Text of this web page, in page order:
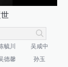
毓川
吴咸中
德馨 孙玉